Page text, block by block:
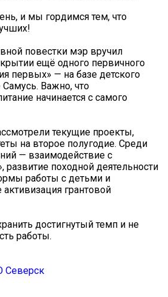
и мы гордимся тем, что
повестки мэр вручил
ещё одного первичного
первых» — на базе детского
Важно, что
начинается с самого
текущие проекты,
на второе полугодие. Среди
— взаимодействие с
развитие походной деятельности
работы с детьми и
грантовой
достигнутый темп и не
работы.
Северск